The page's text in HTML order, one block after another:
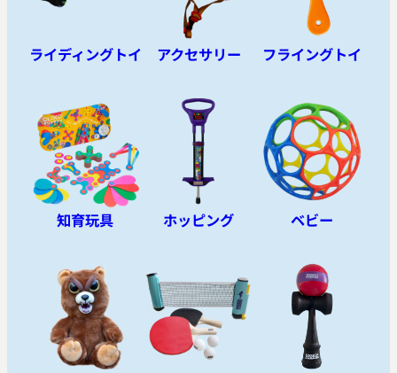
ライディングトイ アクセサリー フライングトイ
知育玩具 ホッピング ベビー